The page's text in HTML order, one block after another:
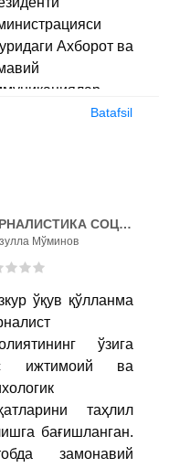
Ахборот ва
томонидан
биридир.
медиа
журналистлик
ҳуқуқий
соҳага оид
ҳамда касб
тамойиллари
ёритилган.
Batafsil
ЖУРНАЛИСТИКА СОЦИОЛОГИЯСИ ВA ПСИХОЛОГИЯСИ
Мўминов
ўқув қўлланма
ўзига
ижтимоий ва
таҳлил
бағишланган.
замонавий